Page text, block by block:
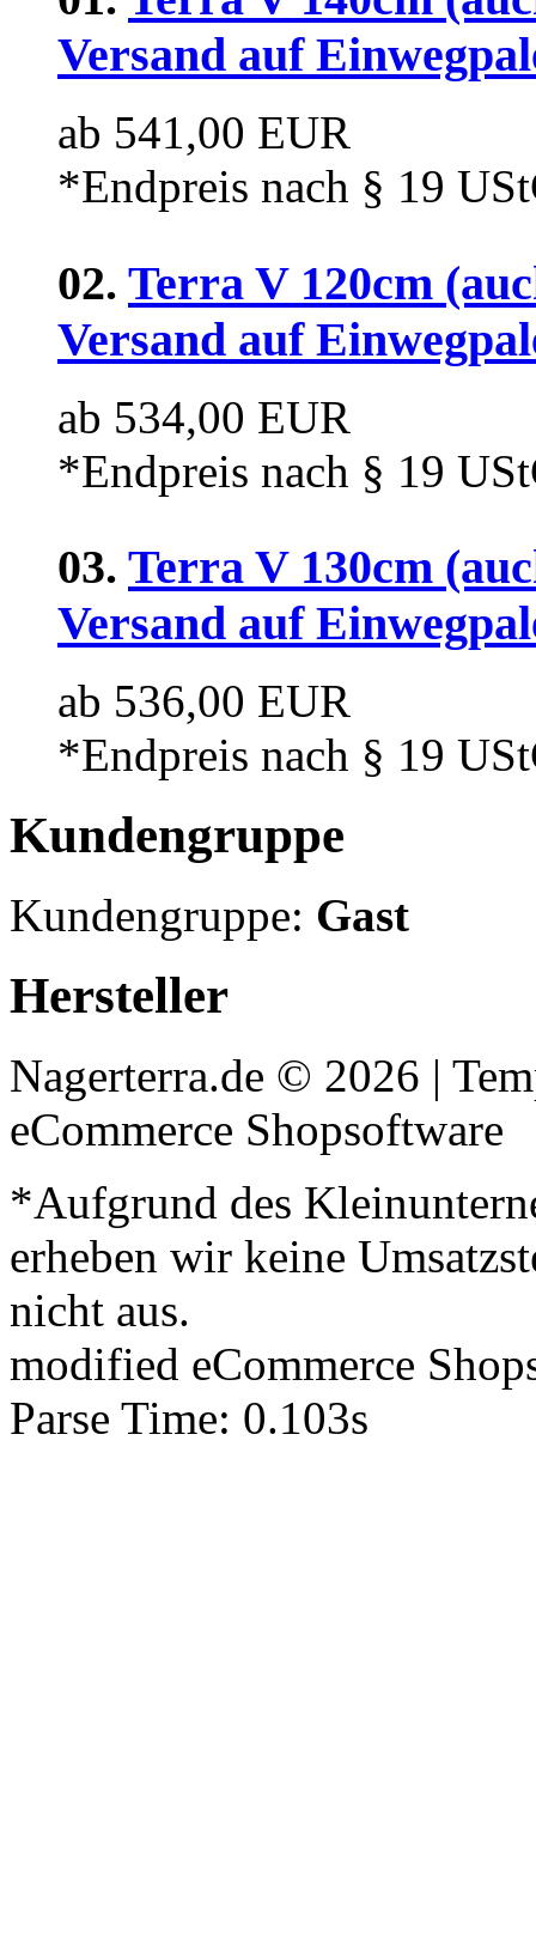
Versand auf
ab 541,00 EUR
*Endpreis nach § 19
02. Terra V 120cm
Versand auf
ab 534,00 EUR
*Endpreis nach § 19
03. Terra V 130cm
Versand auf
ab 536,00 EUR
*Endpreis nach § 19
Kundengruppe
Kundengruppe: Gast
Hersteller
Nagerterra.de © 2026 |
eCommerce Shopsoftware
*Aufgrund des
erheben wir keine
nicht aus.
modified eCommerce
Parse Time: 0.103s